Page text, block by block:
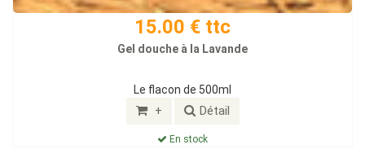
15.00 € ttc
Gel douche à la Lavande
Le flacon de 500ml
+ Détail
En stock